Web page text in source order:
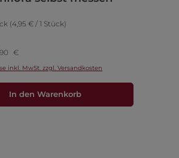
(4,95 € / 1 Stück)
90 €
inkl. MwSt. zzgl. Versandkosten
In den Warenkorb